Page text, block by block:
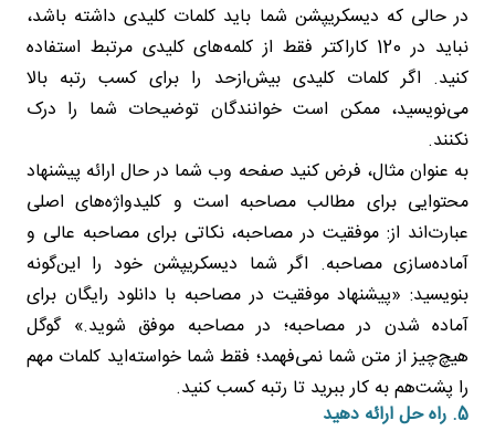
در حالی که دیسکریپشن شما باید کلمات کلیدی داشته باشد،
نباید در 120 کاراکتر فقط از کلمه‌های کلیدی مرتبط استفاده
کنید. اگر کلمات کلیدی بیش‌از‌حد را برای کسب رتبه بالا
می‌نویسید، ممکن است خوانندگان توضیحات شما را درک
نکنند.
به عنوان مثال، فرض کنید صفحه وب شما در حال ارائه پیشنهاد
محتوایی برای مطالب مصاحبه است و کلیدواژه‌های اصلی
عبارت‌اند از: موفقیت در مصاحبه، نکاتی برای مصاحبه عالی و
آماده‌سازی مصاحبه. اگر شما دیسکریپشن خود را این‌گونه
بنویسید: «پیشنهاد موفقیت در مصاحبه با دانلود رایگان برای
آماده شدن در مصاحبه؛ در مصاحبه موفق شوید.» گوگل
هیچ‌چیز از متن شما نمی‌فهمد؛ فقط شما خواسته‌اید کلمات مهم
را پشت‌هم به کار ببرید تا رتبه کسب کنید.
5. راه حل ارائه دهید